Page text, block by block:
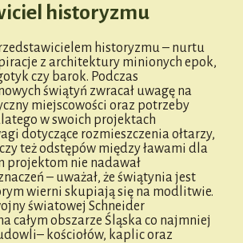
historyzmu
historyzmu – nurtu
z architektury minionych epok,
czy barok. Podczas
świątyń zwracał uwagę na
miejscowości oraz potrzeby
w swoich projektach
dotyczące rozmieszczenia ołtarzy,
też odstępów między ławami dla
projektom nie nadawał
– uważał, że świątynia jest
wierni skupiają się na modlitwie.
światowej Schneider
całym obszarze Śląska co najmniej
kościołów, kaplic oraz